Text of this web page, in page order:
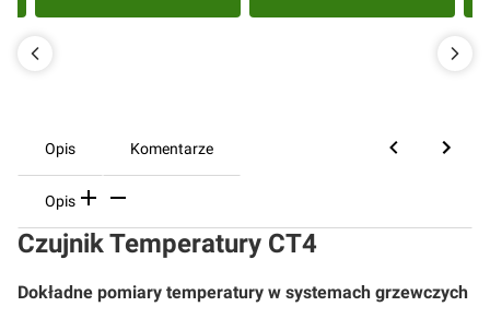
Opis Komentarze
Opis
Czujnik Temperatury CT4
Dokładne pomiary temperatury w systemach grzewczych